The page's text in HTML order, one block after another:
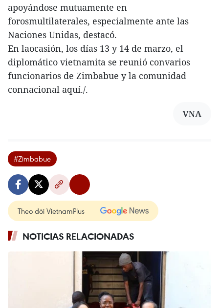
apoyándose mutuamente en
forosmultilaterales, especialmente ante las
Naciones Unidas, destacó.
En laocasión, los días 13 y 14 de marzo, el
diplomático vietnamita se reunió convarios
funcionarios de Zimbabue y la comunidad
connacional aquí./.
VNA
#Zimbabue
Theo dõi VietnamPlus
NOTICIAS RELACIONADAS